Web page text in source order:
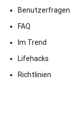
Benutzerfragen
FAQ
Im Trend
Lifehacks
Richtlinien